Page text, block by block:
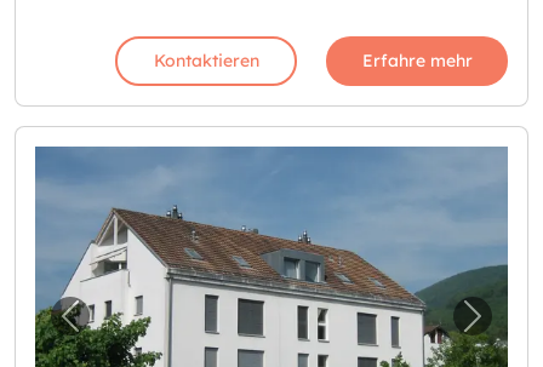
Kontaktieren Erfahre mehr
Vorheriges Bild für "suchen Sie einen